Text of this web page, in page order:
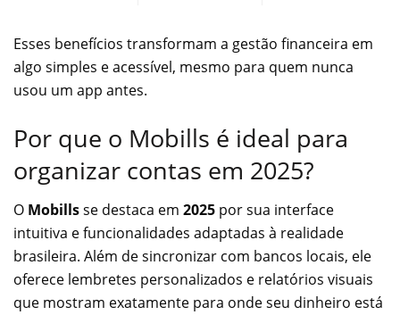
Esses benefícios transformam a gestão financeira em
algo simples e acessível, mesmo para quem nunca
usou um app antes.
Por que o Mobills é ideal para
organizar contas em 2025?
O Mobillsse destaca em 2025 por sua interface
intuitiva e funcionalidades adaptadas à realidade
brasileira. Além de sincronizar com bancos locais, ele
oferece lembretes personalizados e relatórios visuais
que mostram exatamente para onde seu dinheiro está